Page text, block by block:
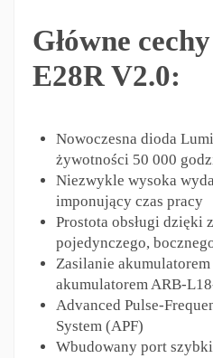
Główne
E28R V2.0:
Nowoczesna dioda
żywotności 50 000
Niezwykle wysoka
imponujący czas pracy
Prostota obsługi dzięki
pojedynczego,
Zasilanie
akumulatorem ARB-
Advanced Pulse-
System (APF)
Wbudowany port